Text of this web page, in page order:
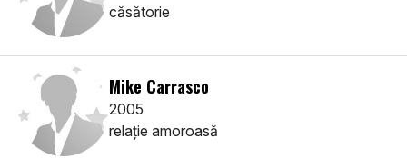
căsătorie
Mike Carrasco
2005
relaţie amoroasă